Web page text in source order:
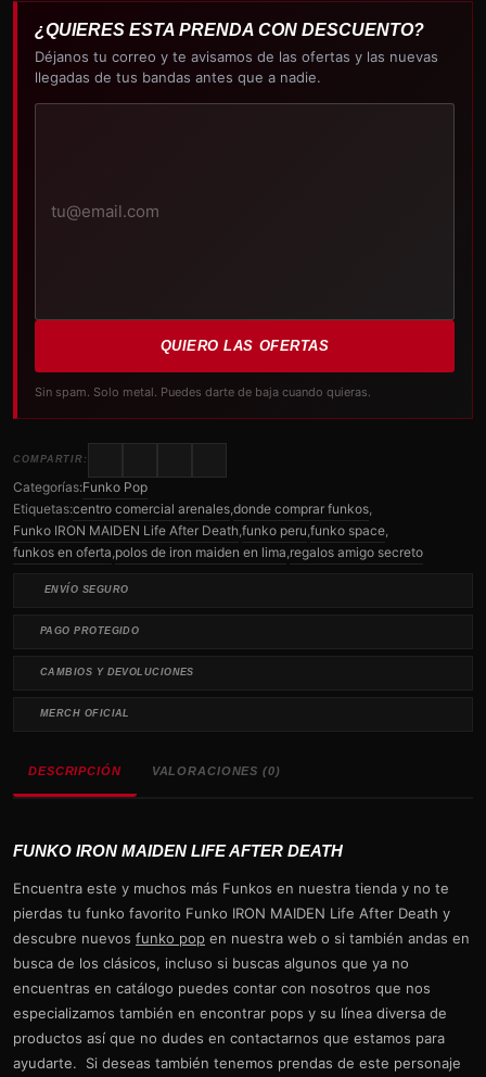
¿QUIERES ESTA PRENDA CON DESCUENTO?
Déjanos tu correo y te avisamos de las ofertas y las nuevas
llegadas de tus bandas antes que a nadie.
QUIERO LAS OFERTAS
Sin spam. Solo metal. Puedes darte de baja cuando quieras.
COMPARTIR:
Categorías:Funko Pop
Etiquetas:centro comercial arenales donde comprar funkos
Funko IRON MAIDEN Life After Death funko peru funko space
funkos en oferta polos de iron maiden en lima regalos amigo secreto
ENVÍO SEGURO
PAGO PROTEGIDO
CAMBIOS Y DEVOLUCIONES
MERCH OFICIAL
DESCRIPCIÓN VALORACIONES (0)
FUNKO IRON MAIDEN LIFE AFTER DEATH
Encuentra este y muchos más Funkos en nuestra tienda y no te
pierdas tu funko favorito Funko IRON MAIDEN Life After Death y
descubre nuevos funko pop en nuestra web o si también andas en
busca de los clásicos, incluso si buscas algunos que ya no
encuentras en catálogo puedes contar con nosotros que nos
especializamos también en encontrar pops y su línea diversa de
productos así que no dudes en contactarnos que estamos para
ayudarte. Si deseas también tenemos prendas de este personaje